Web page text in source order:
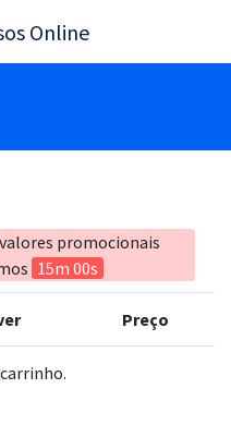
promocionais
15m 00s
Preço